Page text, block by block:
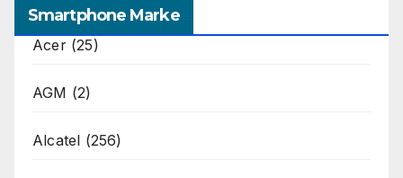
Smartphone Marke
Acer(25)
AGM (2)
Alcatel (256)